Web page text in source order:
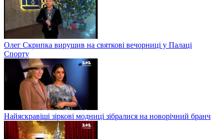
Олег Скрипка вирушив на святкові вечорниці у Палаці
Спорту
Найяскравіші зіркові модниці зібралися на новорічний бранч